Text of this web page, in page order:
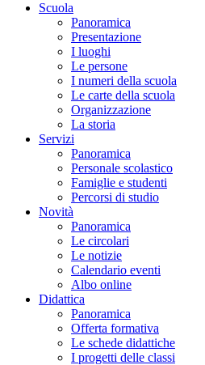
Scuola
Panoramica
Presentazione
I luoghi
Le persone
I numeri della scuola
Le carte della scuola
Organizzazione
La storia
Servizi
Panoramica
Personale scolastico
Famiglie e studenti
Percorsi di studio
Novità
Panoramica
Le circolari
Le notizie
Calendario eventi
Albo online
Didattica
Panoramica
Offerta formativa
Le schede didattiche
I progetti delle classi